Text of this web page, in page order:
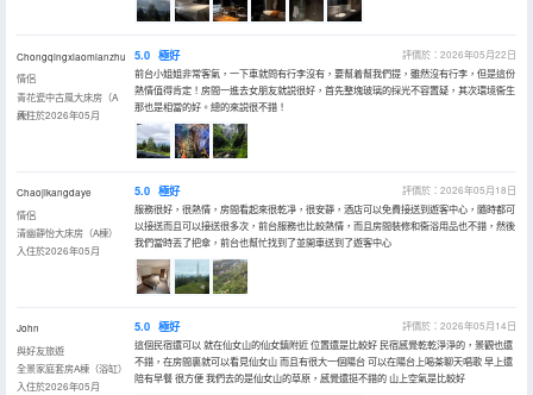
Chongqingxiaomianzhu
情侶
青花瓷中古風大床房（A
棟）
入住於2026年05月
5.0 極好
評價於：2026年05月22日
前台小姐姐非常客氣，一下車就問有行李沒有，要幫着幫我們提，雖然沒有行李，但是這份
熱情值得肯定！房間一進去女朋友就説很好，首先整塊玻璃的採光不容置疑，其次環境衞生
那也是相當的好。總的來説很不錯！
Chaojikangdaye
情侶
清幽靜怡大床房（A棟）
入住於2026年05月
5.0 極好
評價於：2026年05月18日
服務很好，很熱情，房間看起來很乾凈，很安靜，酒店可以免費接送到遊客中心，隨時都可
以接送而且可以接送很多次，前台服務也比較熱情，而且房間裝修和衞浴用品也不錯，然後
我們當時丟了把傘，前台也幫忙找到了並開車送到了遊客中心
John
與好友旅遊
全景家庭套房A棟（浴缸）
入住於2026年05月
5.0 極好
評價於：2026年05月14日
這個民宿還可以 就在仙女山的仙女鎮附近 位置還是比較好 民宿感覺乾乾淨淨的，景觀也還
不錯，在房間裏就可以看見仙女山 而且有很大一個陽台 可以在陽台上喝茶聊天唱歌 早上還
陪有早餐 很方便 我們去的是仙女山的草原，感覺還挺不錯的 山上空氣是比較好